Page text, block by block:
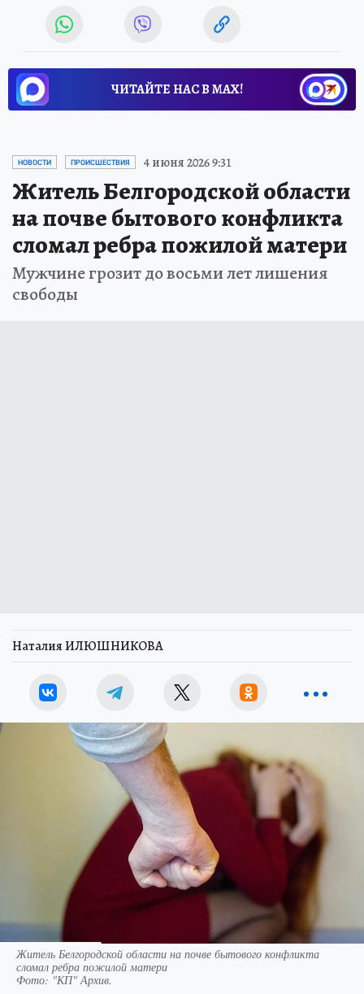
ЧИТАЙТЕ НАС В МАХ!
НОВОСТИ ПРОИСШЕСТВИЯ 4 июня 2026 9:31
Житель Белгородской области
на почве бытового конфликта
сломал ребра пожилой матери
Мужчине грозит до восьми лет лишения
свободы
Наталия ИЛЮШНИКОВА
Житель Белгородской области на почве бытового конфликта
сломал ребра пожилой матери
Фото: "КП" Архив.